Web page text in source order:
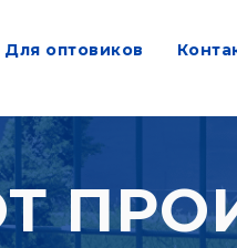
Для оптовиков